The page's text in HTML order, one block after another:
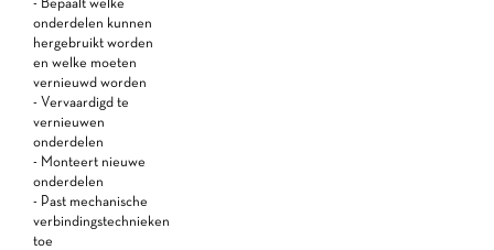
onderdelen kunnen
hergebruikt worden
en welke moeten
vernieuwd worden
- Vervaardigd te
vernieuwen
onderdelen
- Monteert nieuwe
onderdelen
- Past mechanische
verbindingstechnieken
toe